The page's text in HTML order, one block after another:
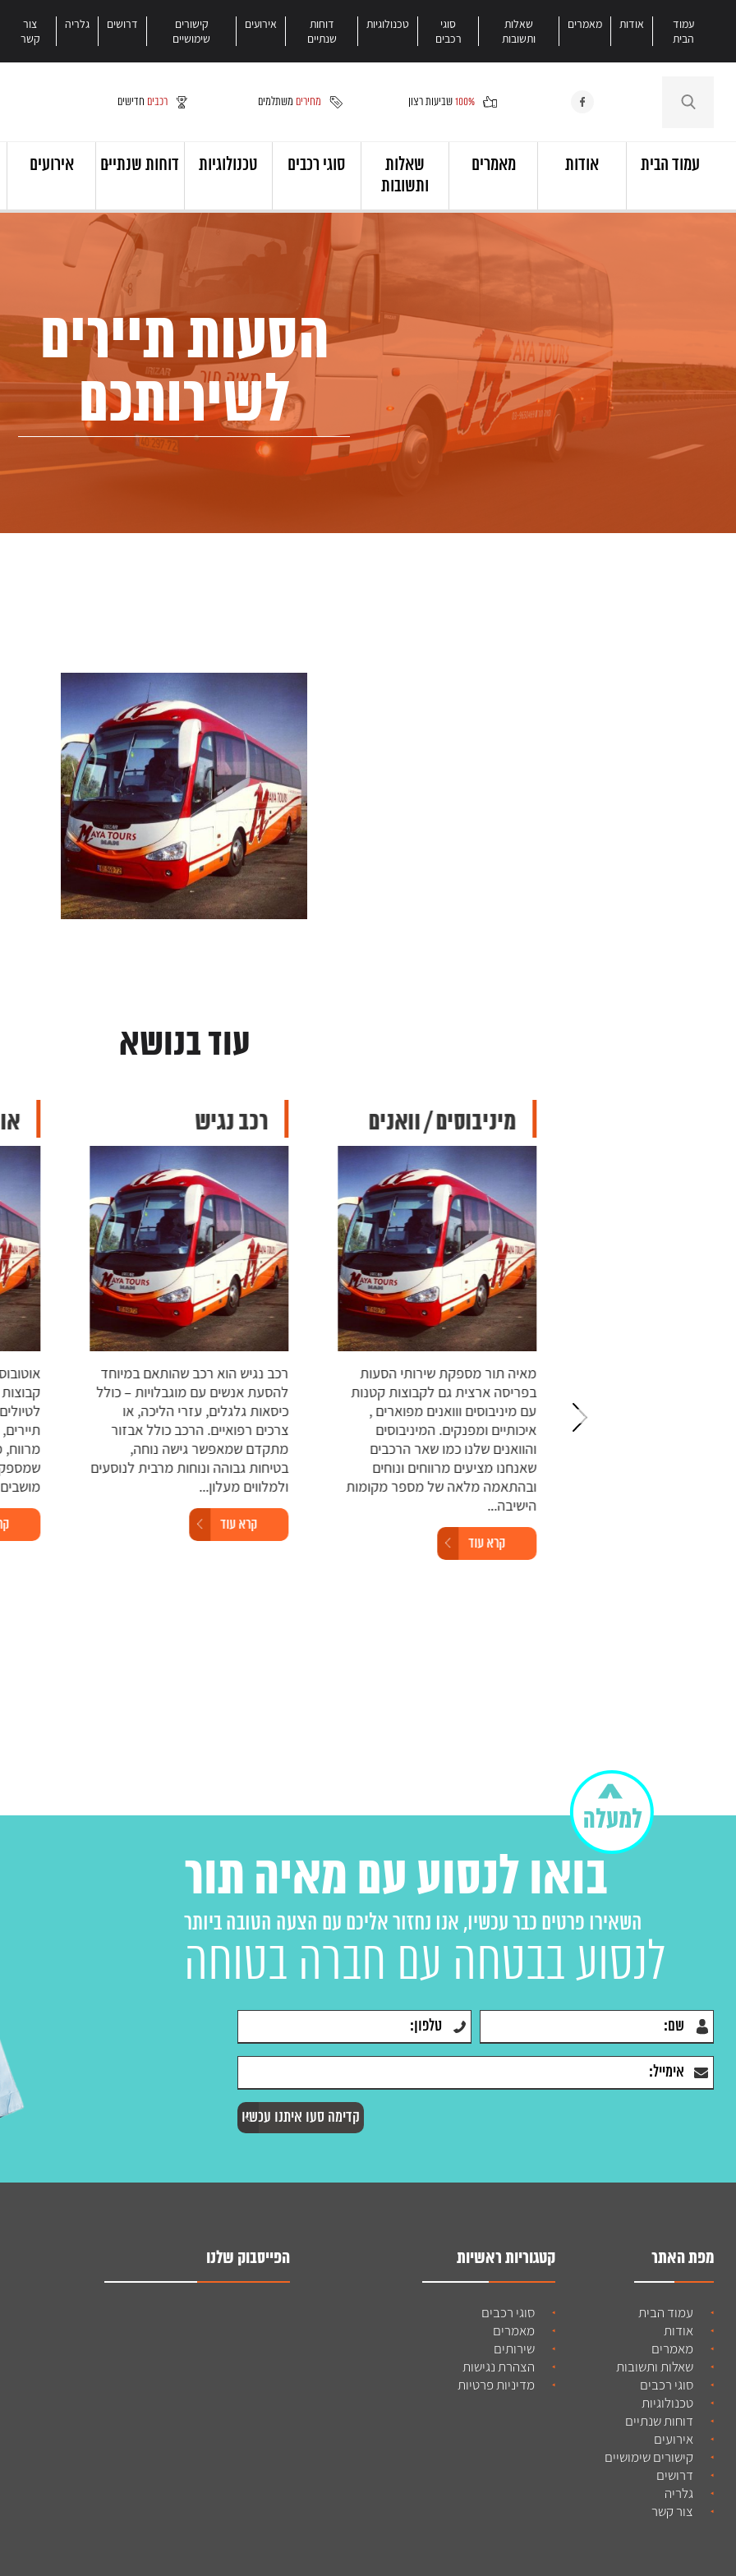
עמוד
הבית
אודות מאמרים
שאלות
ותשובות
סוגי
רכבים
טכנולוגיות
דוחות
שנתיים
אירועים
קישורים
שימושיים
דרושים גלריה
צור
קשר
100%שביעות רצון מחירים משתלמים רכבים חדישים
עמוד הבית אודות מאמרים
שאלות
ותשובות
סוגי רכבים טכנולוגיות דוחות שנתיים אירועים
הסעות תיירים
לשירותכם
עוד בנושא
מיניבוסים / וואנים
מאיה תור מספקת שירותי הסעות
בפריסה ארצית גם לקבוצות קטנות
עם מיניבוסים ווואנים מפוארים ,
איכותיים ומפנקים. המיניבוסים
והוואנים שלנו כמו שאר הרכבים
שאנחנו מציעים מרווחים ונוחים
ובהתאמה מלאה של מספר מקומות
הישיבה...
קרא עוד
רכב נגיש
רכב נגיש הוא רכב שהותאם במיוחד
להסעת אנשים עם מוגבלויות – כולל
כיסאות גלגלים, עזרי הליכה, או
צרכים רפואיים. הרכב כולל אבזור
מתקדם שמאפשר גישה נוחה,
בטיחות גבוהה ונוחות מרבית לנוסעים
ולמלווים מעלון...
קרא עוד
אוטובוס
קבוצות
לטיולים,
תיירים,
מרווח,
מושבים
קרא
בואו לנסוע עם מאיה תור
השאירו פרטים כבר עכשיו, אנו נחזור אליכם עם הצעה הטובה ביותר
לנסוע בבטחה עם חברה בטוחה
מפת האתר
עמוד הבית
אודות
מאמרים
שאלות ותשובות
סוגי רכבים
טכנולוגיות
דוחות שנתיים
אירועים
קישורים שימושיים
דרושים
גלריה
צור קשר
קטגוריות ראשיות
סוגי רכבים
מאמרים
שירותים
הצהרת נגישות
מדיניות פרטיות
הפייסבוק שלנו